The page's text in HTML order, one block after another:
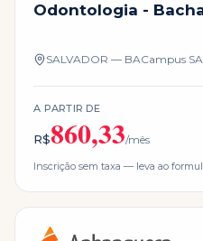
Odontologia -
SALVADOR — BACampus
A PARTIR DE
R$860,33/mês
Inscrição sem taxa — leva ao